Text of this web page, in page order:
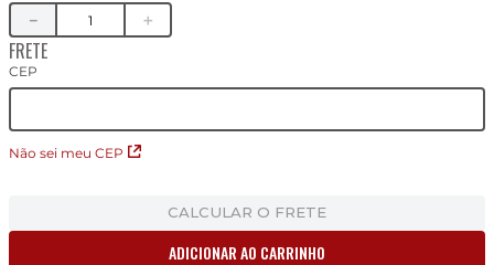
＋
－
FRETE
CEP
Não sei meu CEP
CALCULAR O FRETE
ADICIONAR AO CARRINHO